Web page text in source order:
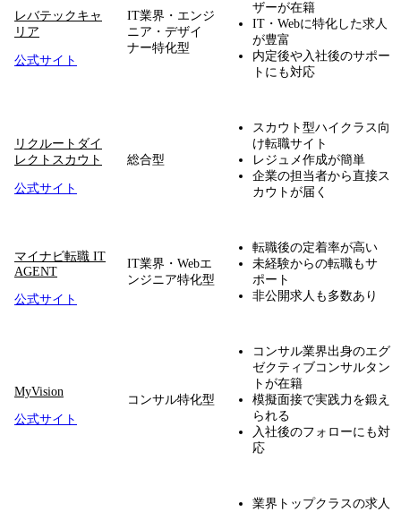
レバテックキャ
リア
公式サイト
IT業界・エンジ
ニア・デザイ
ナー特化型
ザーが在籍
IT・Webに特化した求人
が豊富
内定後や入社後のサポー
トにも対応
リクルートダイ
レクトスカウト
公式サイト
総合型
スカウト型ハイクラス向
け転職サイト
レジュメ作成が簡単
企業の担当者から直接ス
カウトが届く
マイナビ転職 IT
AGENT
公式サイト
IT業界・Webエ
ンジニア特化型
転職後の定着率が高い
未経験からの転職もサ
ポート
非公開求人も多数あり
MyVision
公式サイト
コンサル特化型
コンサル業界出身のエグ
ゼクティブコンサルタン
トが在籍
模擬面接で実践力を鍛え
られる
入社後のフォローにも対
応
業界トップクラスの求人